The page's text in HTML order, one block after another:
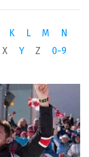
K L M
N
X Y Z 0-9